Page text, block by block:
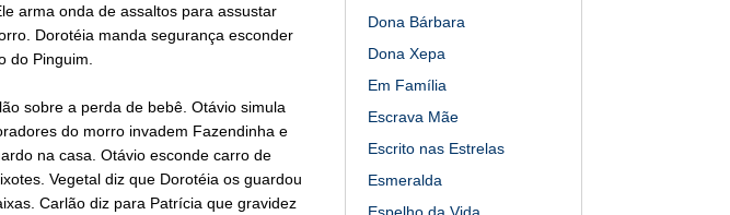
arma onda de assaltos para assustar
Dorotéia manda segurança esconder
do Pinguim.
sobre a perda de bebê. Otávio simula
do morro invadem Fazendinha e
na casa. Otávio esconde carro de
Vegetal diz que Dorotéia os guardou
Carlão diz para Patrícia que gravidez
Dona Bárbara
Dona Xepa
Em Família
Escrava Mãe
Escrito nas Estrelas
Esmeralda